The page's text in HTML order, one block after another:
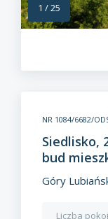
1 /25
NR 1084/6682/
Siedlisko,
bud
Góry
Liczba